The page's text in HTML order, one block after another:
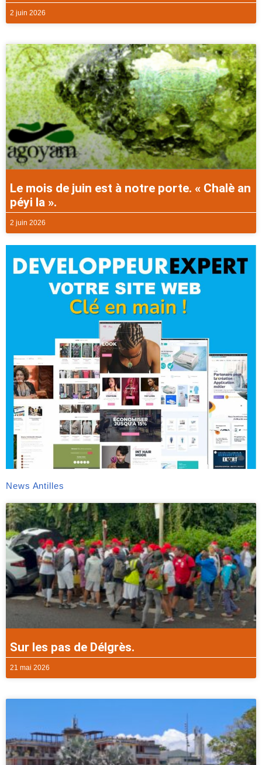
2 juin 2026
Le mois de juin est à notre porte. « Chalè an
péyi la ».
2 juin 2026
News Antilles
Sur les pas de Délgrès.
21 mai 2026